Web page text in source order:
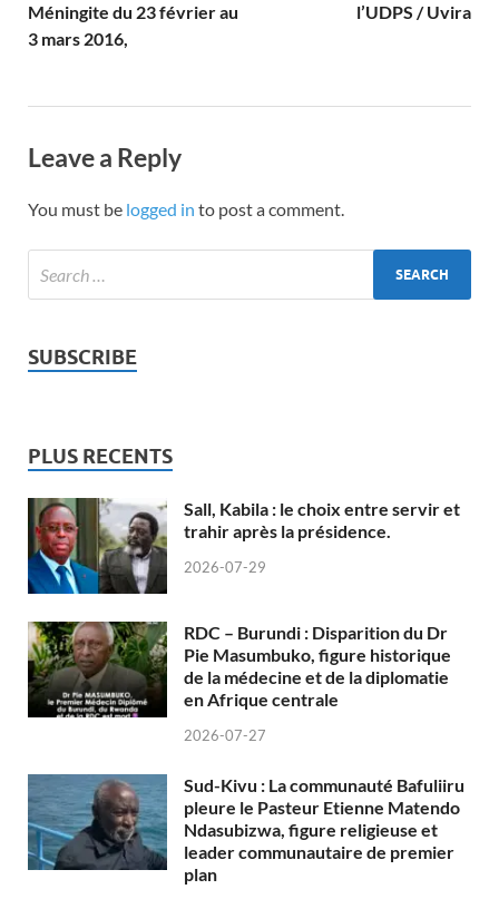
Méningite du 23 février au
3 mars 2016,
l’UDPS / Uvira
Leave a Reply
You must be logged in to post a comment.
SUBSCRIBE
PLUS RECENTS
Sall, Kabila : le choix entre servir et
trahir après la présidence.
2026-07-29
RDC – Burundi : Disparition du Dr
Pie Masumbuko, figure historique
de la médecine et de la diplomatie
en Afrique centrale
2026-07-27
Sud-Kivu : La communauté Bafuliiru
pleure le Pasteur Etienne Matendo
Ndasubizwa, figure religieuse et
leader communautaire de premier
plan